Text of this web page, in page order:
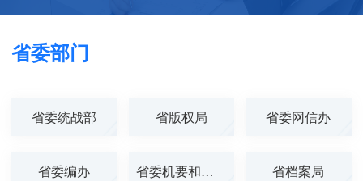
省委部门
省委统战部 省版权局 省委网信办
省委编办 省委机要和保密... 省档案局